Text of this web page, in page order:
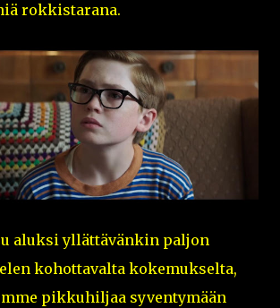
rokkistarana.
aluksi yllättävänkin paljon
kohottavalta kokemukselta,
pikkuhiljaa syventymään